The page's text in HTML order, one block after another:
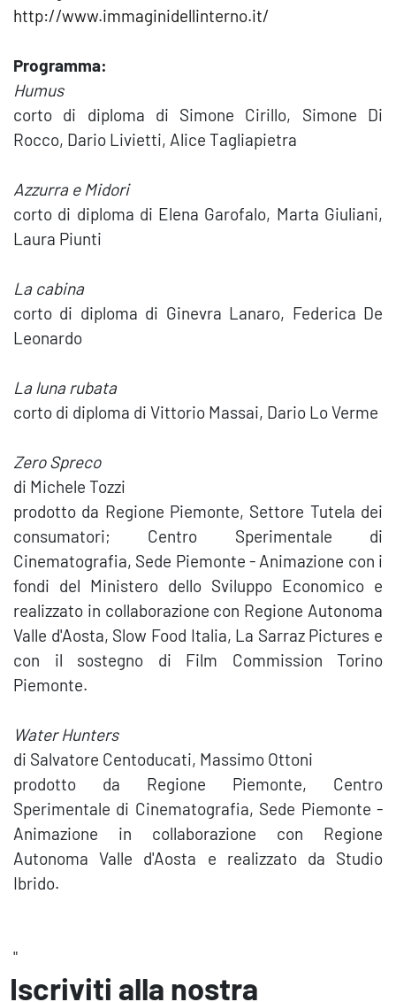
http://www.immaginidellinterno.it/
Programma:
Humus
corto di diploma di Simone Cirillo, Simone Di
Rocco, Dario Livietti, Alice Tagliapietra
Azzurra e Midori
corto di diploma di Elena Garofalo, Marta Giuliani,
Laura Piunti
La cabina
corto di diploma di Ginevra Lanaro, Federica De
Leonardo
La luna rubata
corto di diploma di Vittorio Massai, Dario Lo Verme
Zero Spreco
di Michele Tozzi
prodotto da Regione Piemonte, Settore Tutela dei
consumatori; Centro Sperimentale di
Cinematografia, Sede Piemonte - Animazione con i
fondi del Ministero dello Sviluppo Economico e
realizzato in collaborazione con Regione Autonoma
Valle d'Aosta, Slow Food Italia, La Sarraz Pictures e
con il sostegno di Film Commission Torino
Piemonte.
Water Hunters
di Salvatore Centoducati, Massimo Ottoni
prodotto da Regione Piemonte, Centro
Sperimentale di Cinematografia, Sede Piemonte -
Animazione in collaborazione con Regione
Autonoma Valle d'Aosta e realizzato da Studio
Ibrido.
"
Iscriviti alla nostra